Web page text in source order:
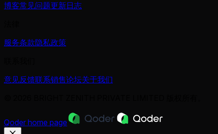
博客常见问题更新日志
服务条款隐私政策
意见反馈联系销售论坛关于我们
Qoder home page